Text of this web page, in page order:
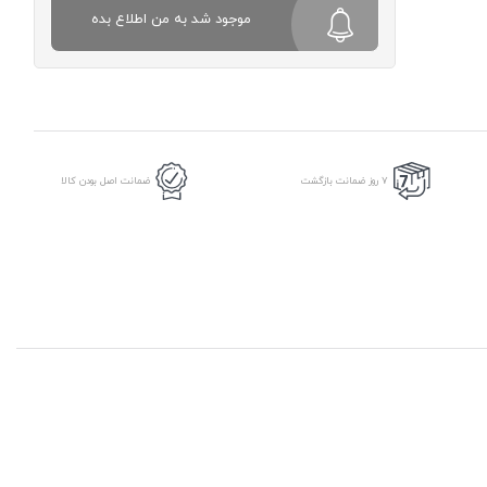
موجود شد به من اطلاع بده
7 روز ضمانت بازگشت ضمانت اصل بودن کالا